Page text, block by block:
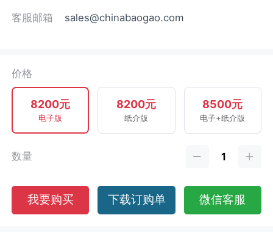
客服邮箱 sales@chinabaogao.com
价格
8200元
电子版
8200元
纸介版
8500元
电子+纸介版
数量
我要购买 下载订购单 微信客服